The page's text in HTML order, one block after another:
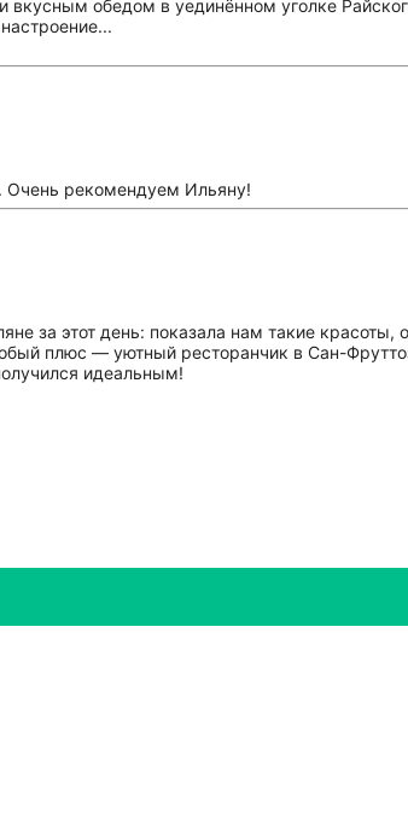
обедом в уединённом уголке
Очень рекомендуем Ильяну!
за этот день: показала нам такие красоты,
плюс — уютный ресторанчик в Сан-
идеальным!